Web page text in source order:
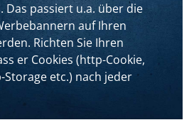
Das passiert u.a. über die
auf Ihren
Richten Sie Ihren
er Cookies (http-Cookie,
Storage etc.) nach jeder